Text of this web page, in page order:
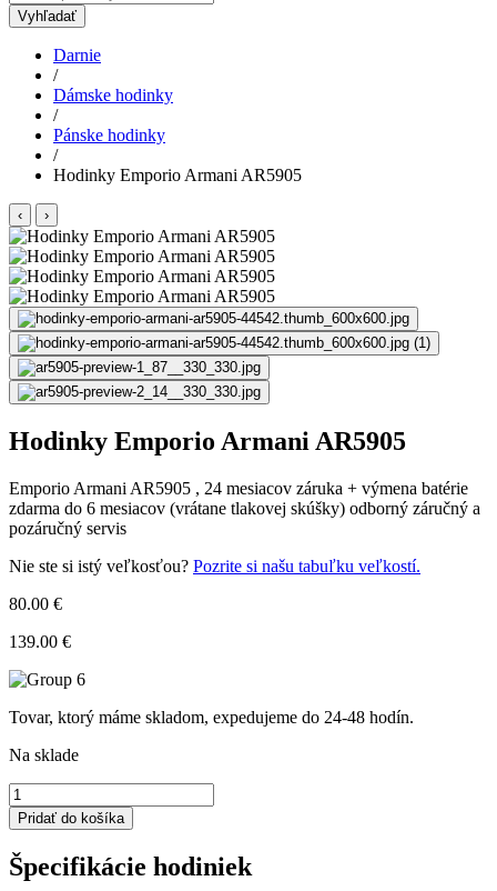
Vyhľadať
Darnie
/
Dámske hodinky
/
Pánske hodinky
/
Hodinky Emporio Armani AR5905
‹ ›
Hodinky Emporio Armani AR5905
Emporio Armani AR5905 , 24 mesiacov záruka + výmena batérie
zdarma do 6 mesiacov (vrátane tlakovej skúšky) odborný záručný a
pozáručný servis
Nie ste si istý veľkosťou? Pozrite si našu tabuľku veľkostí.
80.00 €
139.00 €
Tovar, ktorý máme skladom, expedujeme do 24-48 hodín.
Na sklade
množstvo
Hodinky
Emporio
Armani
AR5905
Pridať do košíka
Špecifikácie hodiniek